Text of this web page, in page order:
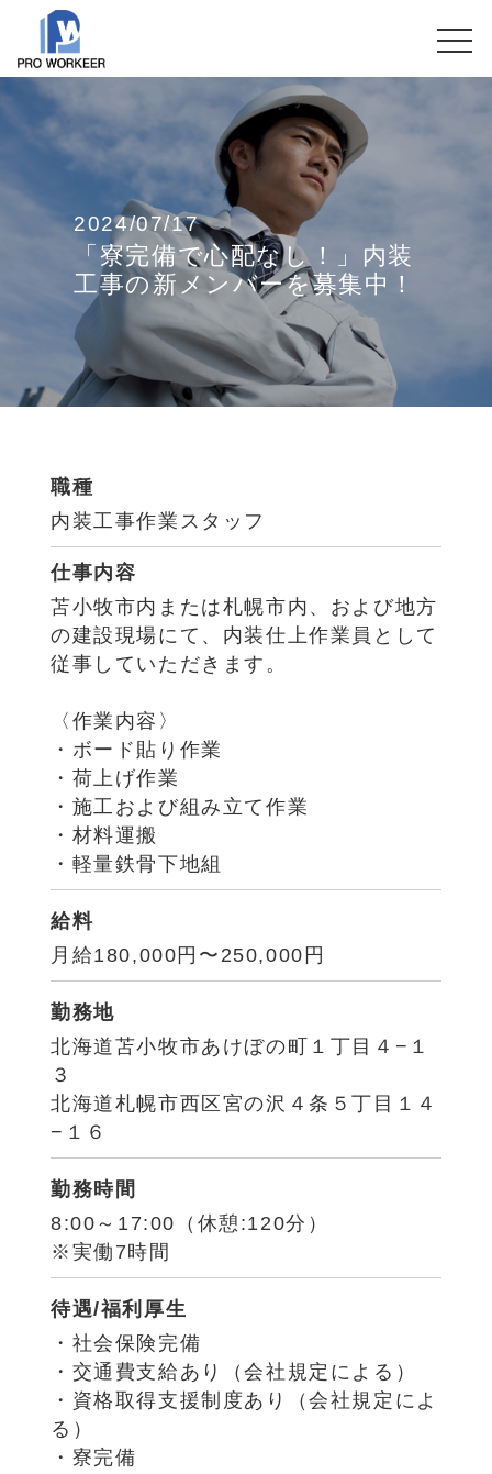
2024/07/17
「寮完備で心配なし！」内装
工事の新メンバーを募集中！
職種
内装工事作業スタッフ
仕事内容
苫小牧市内または札幌市内、および地方
の建設現場にて、内装仕上作業員として
従事していただきます。
〈作業内容〉
・ボード貼り作業
・荷上げ作業
・施工および組み立て作業
・材料運搬
・軽量鉄骨下地組
給料
月給180,000円〜250,000円
勤務地
北海道苫小牧市あけぼの町１丁目４−１
３
北海道札幌市西区宮の沢４条５丁目１４
−１６
勤務時間
8:00～17:00（休憩:120分）
※実働7時間
待遇/福利厚生
・社会保険完備
・交通費支給あり（会社規定による）
・資格取得支援制度あり（会社規定によ
る）
・寮完備